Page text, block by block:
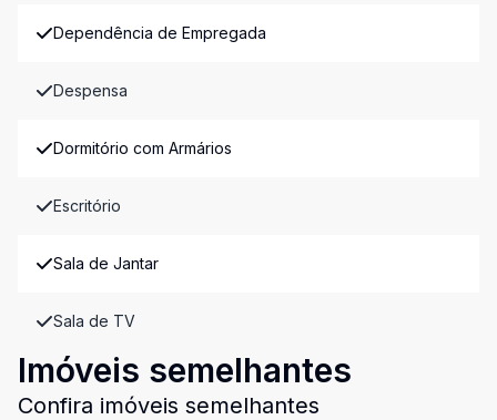
Dependência de Empregada
Despensa
Dormitório com Armários
Escritório
Sala de Jantar
Sala de TV
Imóveis semelhantes
Confira imóveis semelhantes